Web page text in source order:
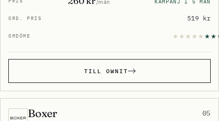
/mån KAMPANJ I 5 MÅN
519 kr
TILL OWNIT
05
Boxer